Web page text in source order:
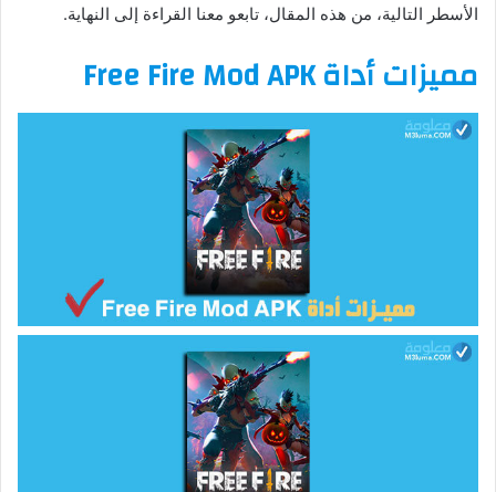
الأسطر التالية، من هذه المقال، تابعو معنا القراءة إلى النهاية.
مميزات أداة Free Fire Mod APK